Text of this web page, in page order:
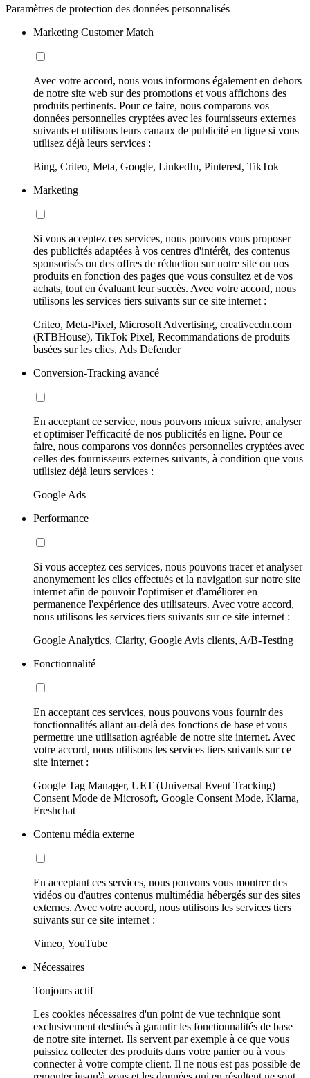
Paramètres de protection des données personnalisés
Marketing Customer Match
Avec votre accord, nous vous informons également en dehors
de notre site web sur des promotions et vous affichons des
produits pertinents. Pour ce faire, nous comparons vos
données personnelles cryptées avec les fournisseurs externes
suivants et utilisons leurs canaux de publicité en ligne si vous
utilisez déjà leurs services :
Bing, Criteo, Meta, Google, LinkedIn, Pinterest, TikTok
Marketing
Si vous acceptez ces services, nous pouvons vous proposer
des publicités adaptées à vos centres d'intérêt, des contenus
sponsorisés ou des offres de réduction sur notre site ou nos
produits en fonction des pages que vous consultez et de vos
achats, tout en évaluant leur succès. Avec votre accord, nous
utilisons les services tiers suivants sur ce site internet :
Criteo, Meta-Pixel, Microsoft Advertising, creativecdn.com
(RTBHouse), TikTok Pixel, Recommandations de produits
basées sur les clics, Ads Defender
Conversion-Tracking avancé
En acceptant ce service, nous pouvons mieux suivre, analyser
et optimiser l'efficacité de nos publicités en ligne. Pour ce
faire, nous comparons vos données personnelles cryptées avec
celles des fournisseurs externes suivants, à condition que vous
utilisiez déjà leurs services :
Google Ads
Performance
Si vous acceptez ces services, nous pouvons tracer et analyser
anonymement les clics effectués et la navigation sur notre site
internet afin de pouvoir l'optimiser et d'améliorer en
permanence l'expérience des utilisateurs. Avec votre accord,
nous utilisons les services tiers suivants sur ce site internet :
Google Analytics, Clarity, Google Avis clients, A/B-Testing
Fonctionnalité
En acceptant ces services, nous pouvons vous fournir des
fonctionnalités allant au-delà des fonctions de base et vous
permettre une utilisation agréable de notre site internet. Avec
votre accord, nous utilisons les services tiers suivants sur ce
site internet :
Google Tag Manager, UET (Universal Event Tracking)
Consent Mode de Microsoft, Google Consent Mode, Klarna,
Freshchat
Contenu média externe
En acceptant ces services, nous pouvons vous montrer des
vidéos ou d'autres contenus multimédia hébergés sur des sites
externes. Avec votre accord, nous utilisons les services tiers
suivants sur ce site internet :
Vimeo, YouTube
Nécessaires
Toujours actif
Les cookies nécessaires d'un point de vue technique sont
exclusivement destinés à garantir les fonctionnalités de base
de notre site internet. Ils servent par exemple à ce que vous
puissiez collecter des produits dans votre panier ou à vous
connecter à votre compte client. Il ne nous est pas possible de